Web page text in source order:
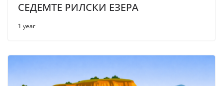
СЕДЕМТЕ РИЛСКИ ЕЗЕРА
1 year